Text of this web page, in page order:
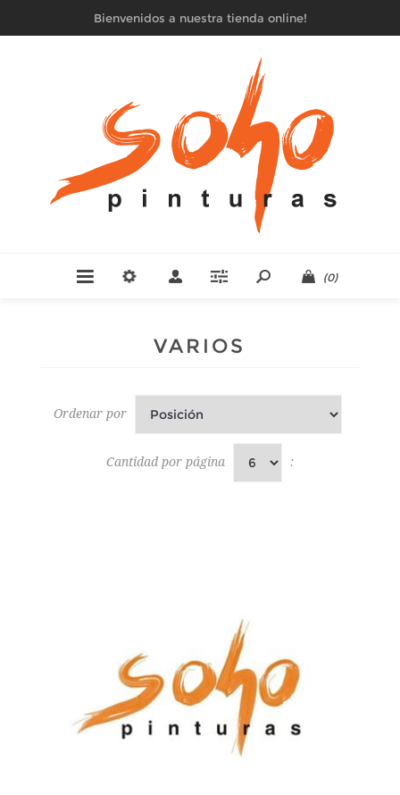
Bienvenidos a nuestra tienda online!
(0)
VARIOS
Ordenar por
Cantidad por página :